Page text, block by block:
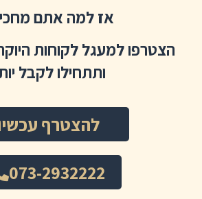
אז למה אתם
הצטרפו למעגל לקוחות
ותתחילו לקבל
להצטרף
073-2932222